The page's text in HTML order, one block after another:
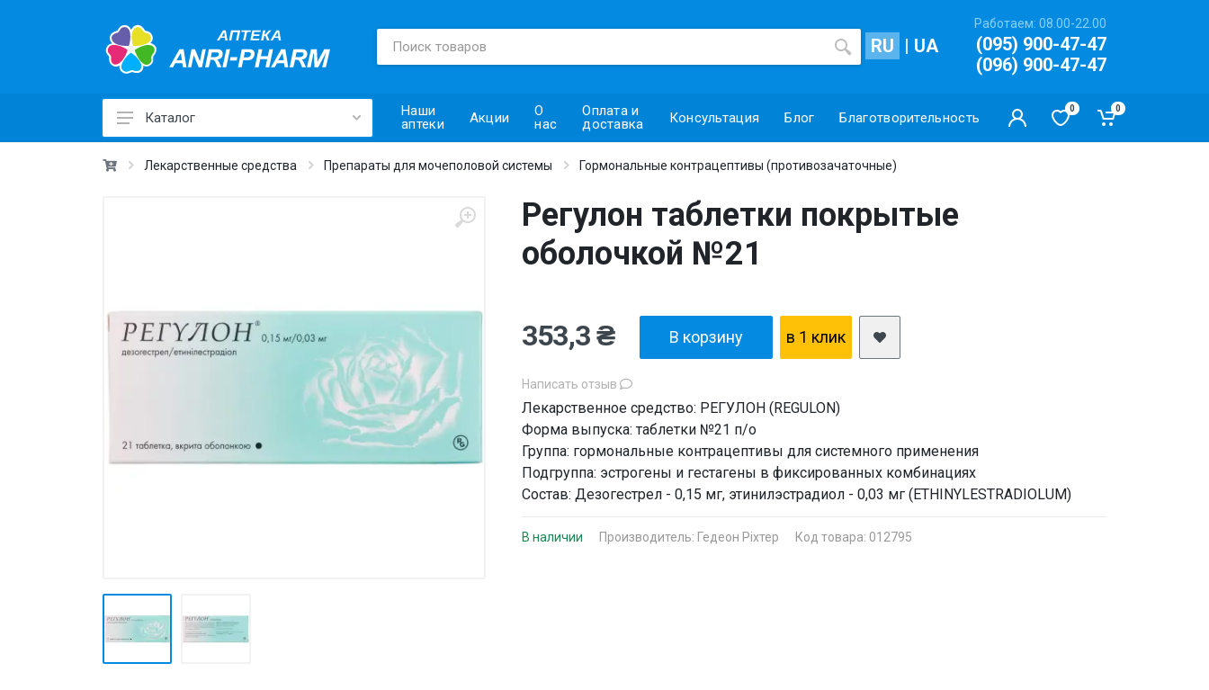
RU | UA
Работаем: 08.00-22.00
(095) 900-47-47
(096) 900-47-47
Каталог
Лекарственные средства ›
Витамины и добавки ›
Ежедневная гигиена ›
Косметика CODERMA KIDS
Наши
аптеки
Акции
О
нас
Оплата и
доставка
Консультация Блог Благотворительность
0 0
Лекарственные средства Препараты для мочеполовой системы Гормональные контрацептивы (противозачаточные)
Регулон таблетки покрытые
оболочкой №21
Написать отзыв
Лекарственное средство: РЕГУЛОН (REGULON)
Форма выпуска: таблетки №21 п/о
Группа: гормональные контрацептивы для системного применения
Подгруппа: эстрогены и гестагены в фиксированных комбинациях
Состав: Дезогестрел - 0,15 мг, этинилэстрадиол - 0,03 мг (ETHINYLESTRADIOLUM)
В наличии Производитель: Гедеон Ріхтер Код товара: 012795
353,3 ₴ В корзину в 1 клик